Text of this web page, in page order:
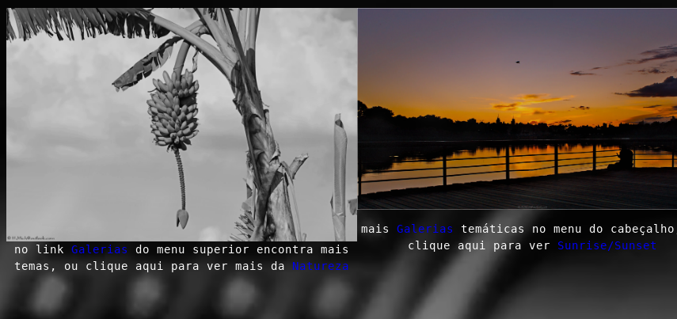
no link Galerias
do menu superior encontra mais
temas, ou clique aqui para ver mais da Natureza
mais Galerias
temáticas no menu do
clique aqui para ver Sunrise/Sunset